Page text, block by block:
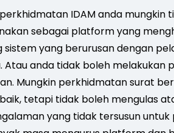
IDAM anda mungkin
sebagai platform yang
yang berurusan dengan
Atau anda tidak boleh melakukan
Mungkin perkhidmatan surat
tetapi tidak boleh mengulas
yang tidak tersusun untuk